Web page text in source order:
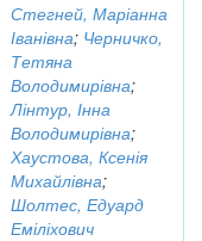
Стегней, Маріанна
Іванівна; Черничко,
Тетяна
Володимирівна;
Лінтур, Інна
Володимирівна;
Хаустова, Ксенія
Михайлівна;
Шолтес, Едуард
Еміліхович